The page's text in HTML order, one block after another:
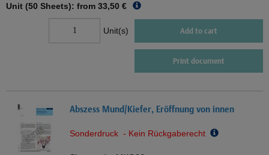
Unit (50 Sheets): from 33,50 €
Unit(s) Add to cart
Print document
Abszess Mund/Kiefer, Eröffnung von innen
Sonderdruck - Kein Rückgaberecht